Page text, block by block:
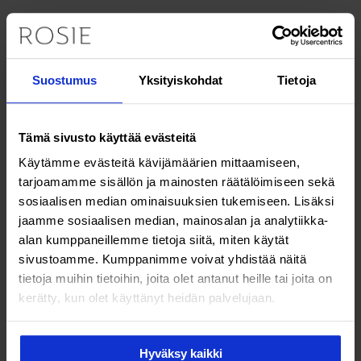
Suostumus Yksityiskohdat Tietoja
Tämä sivusto käyttää evästeitä
Käytämme evästeitä kävijämäärien mittaamiseen,
tarjoamamme sisällön ja mainosten räätälöimiseen sekä
sosiaalisen median ominaisuuksien tukemiseen. Lisäksi
jaamme sosiaalisen median, mainosalan ja analytiikka-
alan kumppaneillemme tietoja siitä, miten käytät
sivustoamme. Kumppanimme voivat yhdistää näitä
tietoja muihin tietoihin, joita olet antanut heille tai joita on
kerätty, kun olet käyttänyt heidän palvelujaan.
Hyväksy kaikki
Miten D-vitamiini imeytyy kehoon?
D-vitamiini on rasvaliukoinen vitamiini, ja se imeytyy
kannattaa ottaa ruokailun yhteydessä, ei tyhjään
mahaan, jolloin vitamiini imeytyy paremmin.
Miksi D-vitamiinin säännöllinen mittaus on
olennaista?
D-vitamiinin saantia kannattaa seurataverikokeinsilloin,
jos on jokin erityinen syy epäillä, ettei vitamiini imeydy
kehoon normaalisti tai jos ruokavalio ei ole
monipuolinen. Tällainen tilanne voi olla esimerkiksi
suolistosairaus, syömishäiriö, syöpähoidot tai keliakia,
jolloin ravintoaineiden imeytyminen suolistoon on
heikentynyt.